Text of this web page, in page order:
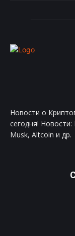
Новости о
сегодня!
Musk, Altcoin и др.